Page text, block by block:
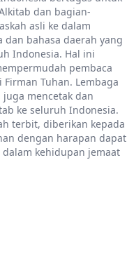
dan bagian-
asli ke dalam
dan bahasa daerah yang
Indonesia. Hal ini
pembaca
Tuhan. Lembaga
mencetak dan
ke seluruh Indonesia.
terbit, diberikan kepada
dengan harapan dapat
kehidupan jemaat